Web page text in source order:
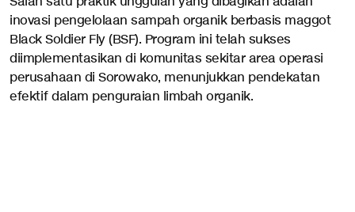
inovasi pengelolaan sampah organik berbasis maggot
Black Soldier Fly (BSF). Program ini telah sukses
diimplementasikan di komunitas sekitar area operasi
perusahaan di Sorowako, menunjukkan pendekatan
efektif dalam penguraian limbah organik.